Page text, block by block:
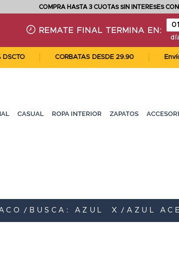
COMPRA HASTA 3 CUOTAS SIN INTERESES
REMATE FINAL TERMINA EN:
01
CORBATAS DESDE 29.90 Envío
CASUAL ROPA INTERIOR ZAPATOS
BUSCA: AZUL X AZUL